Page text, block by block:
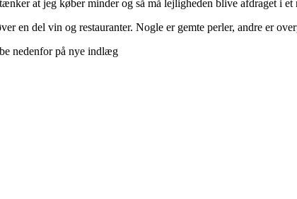
at jeg køber minder og så må lejligheden blive afdraget i et
en del vin og restauranter. Nogle er gemte perler, andre er
nedenfor på nye indlæg